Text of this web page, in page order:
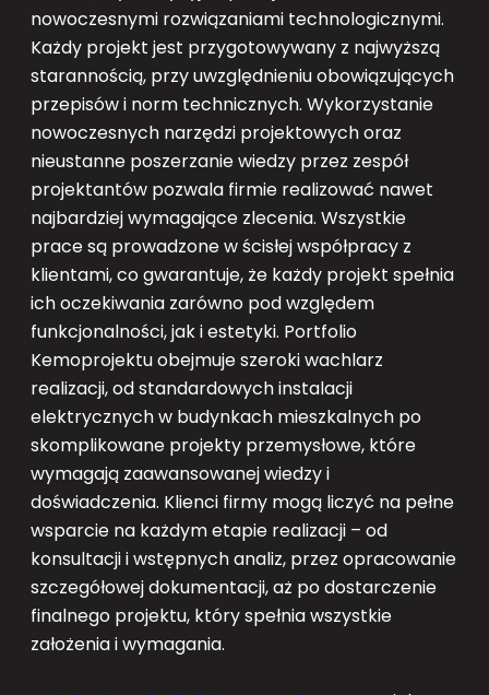
nowoczesnymi rozwiązaniami technologicznymi.
Każdy projekt jest przygotowywany z najwyższą
starannością, przy uwzględnieniu obowiązujących
przepisów i norm technicznych. Wykorzystanie
nowoczesnych narzędzi projektowych oraz
nieustanne poszerzanie wiedzy przez zespół
projektantów pozwala firmie realizować nawet
najbardziej wymagające zlecenia. Wszystkie
prace są prowadzone w ścisłej współpracy z
klientami, co gwarantuje, że każdy projekt spełnia
ich oczekiwania zarówno pod względem
funkcjonalności, jak i estetyki. Portfolio
Kemoprojektu obejmuje szeroki wachlarz
realizacji, od standardowych instalacji
elektrycznych w budynkach mieszkalnych po
skomplikowane projekty przemysłowe, które
wymagają zaawansowanej wiedzy i
doświadczenia. Klienci firmy mogą liczyć na pełne
wsparcie na każdym etapie realizacji – od
konsultacji i wstępnych analiz, przez opracowanie
szczegółowej dokumentacji, aż po dostarczenie
finalnego projektu, który spełnia wszystkie
założenia i wymagania.